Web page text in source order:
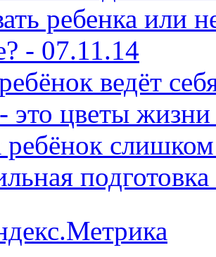
ребенка или
- 07.11.14
ведёт
это цветы
ребёнок